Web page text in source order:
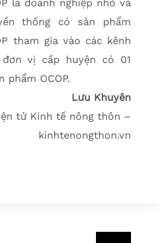
là doanh nghiệp nhỏ và
thống có sản phẩm
tham gia vào các kênh
vị cấp huyện có 01
phẩm OCOP.
Lưu Khuyên
tử Kinh tế nông thôn –
kinhtenongthon.vn